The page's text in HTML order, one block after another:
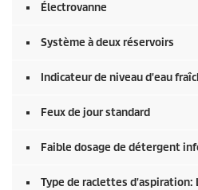
Électrovanne
Système à deux réservoirs
Indicateur de niveau d'eau
Feux de jour standard
Faible dosage de détergent
Type de raclettes d'aspiration: